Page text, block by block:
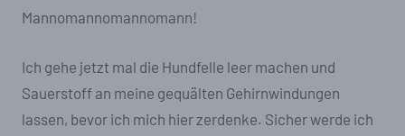
Mannomannomannomann!
Ich gehe jetzt mal die Hundfelle leer machen und
Sauerstoff an meine gequälten Gehirnwindungen
lassen, bevor ich mich hier zerdenke. Sicher werde ich
Verarbeitung personenbezogener Daten, die
Daten verwendet werden, um bestimmte
persönliche Aspekte, die sich auf eine
natürliche Person beziehen, zu bewerten,
insbesondere, um Aspekte bezüglich